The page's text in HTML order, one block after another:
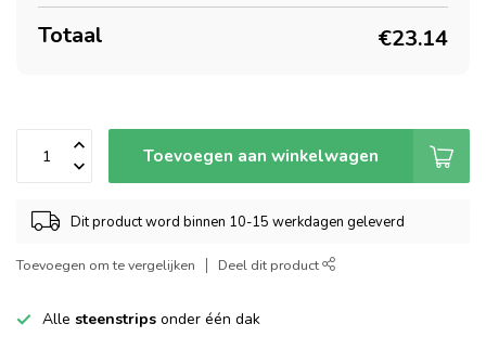
Totaal €23.14
Toevoegen aan winkelwagen
Dit product word binnen 10-15 werkdagen geleverd
Toevoegen om te vergelijken Deel dit product
Alle steenstrips onder één dak